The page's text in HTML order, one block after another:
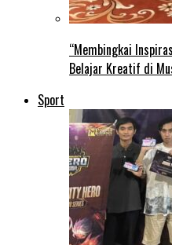
“Membingkai
Belajar Kreatif di
Sport